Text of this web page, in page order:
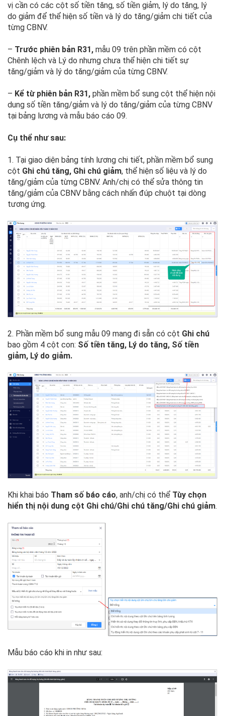
vị cần có các cột số tiền tăng, số tiền giảm, lý do tăng, lý
do giảm để thể hiện số tiền và lý do tăng/giảm chi tiết của
từng CBNV.
– Trước phiên bản R31, mẫu 09 trên phần mềm có cột
Chênh lệch và Lý do nhưng chưa thể hiện chi tiết sự
tăng/giảm và lý do tăng/giảm của từng CBNV.
– Kể từ phiên bản R31, phần mềm bổ sung cột thể hiện nội
dung số tiền tăng/giảm và lý do tăng/giảm của từng CBNV
tại bảng lương và mẫu báo cáo 09.
Cụ thể như sau:
1. Tại giao diện bảng tính lương chi tiết, phần mềm bổ sung
cột Ghi chú tăng, Ghi chú giảm, thể hiện số liệu và lý do
tăng/giảm của từng CBNV. Anh/chị có thể sửa thông tin
tăng/giảm của CBNV bằng cách nhấn đúp chuột tại dòng
tương ứng.
2. Phần mềm bổ sung mẫu 09 mang đi sẵn có cột Ghi chú
bao gồm 4 cột con: Số tiền tăng, Lý do tăng, Số tiền
giảm, Lý do giảm.
Khi khai báo Tham số báo cáo, anh/chị có thể Tùy chọn
hiển thị nội dung cột Ghi chú/Ghi chú tăng/Ghi chú giảm.
Mẫu báo cáo khi in như sau: